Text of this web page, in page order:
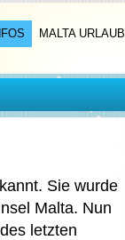
MALTA URLAUB
Sie wurde
Malta. Nun
letzten